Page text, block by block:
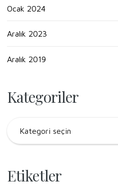
Ocak 2024
Aralık 2023
Aralık 2019
Kategoriler
Kategori seçin
Etiketler